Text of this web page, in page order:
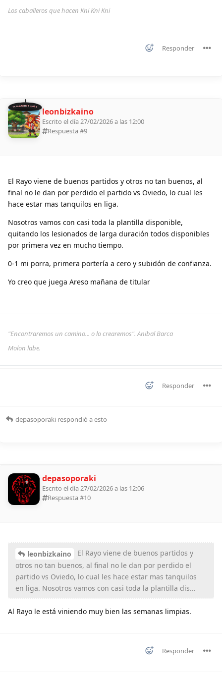
Los caballeros que hacen Kni Kni Kni
Responder
11 ALDEANOS 2026 leonbizkaino
Escrito el día 27/02/2026 a las 12:00
Respuesta #9
El Rayo viene de buenos partidos y otros no tan buenos, al
final no le dan por perdido el partido vs Oviedo, lo cual les
hace estar mas tanquilos en liga.
Nosotros vamos con casi toda la plantilla disponible,
quitando los lesionados de larga duración todos disponibles
por primera vez en mucho tiempo.
0-1 mi porra, primera portería a cero y subidón de confianza.
Yo creo que juega Areso mañana de titular
"Encontraremos un camino... o lo crearemos". Anibal Barca
Molon labe.
Responder
depasoporaki respondió a esto
depasoporaki
Escrito el día 27/02/2026 a las 12:06
Respuesta #10
leonbizkaino
El Rayo viene de buenos partidos y
otros no tan buenos, al final no le dan por perdido el
partido vs Oviedo, lo cual les hace estar mas tanquilos
en liga. Nosotros vamos con casi toda la plantilla dis...
Al Rayo le está viniendo muy bien las semanas limpias.
Responder